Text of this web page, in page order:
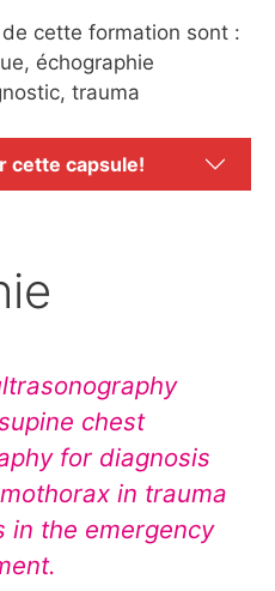
cette formation sont :
échographie
trauma
cette capsule!
chest
for diagnosis
in trauma
in the emergency